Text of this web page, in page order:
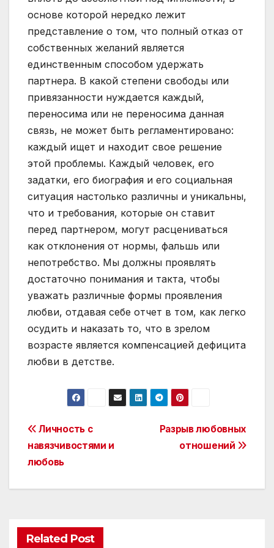
основе которой нередко лежит
представление о том, что полный отказ от
собственных желаний является
единственным способом удержать
партнера. В какой степени свободы или
привязанности нуждается каждый,
переносима или не переносима данная
связь, не может быть регламентировано:
каждый ищет и находит свое решение
этой проблемы. Каждый человек, его
задатки, его биография и его социальная
ситуация настолько различны и уникальны,
что и требования, которые он ставит
перед партнером, могут расцениваться
как отклонения от нормы, фальшь или
непотребство. Мы должны проявлять
достаточно понимания и такта, чтобы
уважать различные формы проявления
любви, отдавая себе отчет в том, как легко
осудить и наказать то, что в зрелом
возрасте является компенсацией дефицита
любви в детстве.
Post
navigation
Разрыв любовных
отношений
Личность с
навязчивостями и
любовь
Related Post